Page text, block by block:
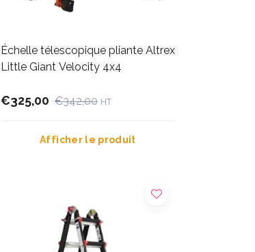
Échelle télescopique pliante Altrex
Little Giant Velocity 4x4
€325,00 €342,00 HT
Afficher le produit